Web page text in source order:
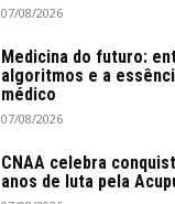
07/08/2026
Medicina do futuro:
algoritmos e a
médico
07/08/2026
CNAA celebra
anos de luta pela